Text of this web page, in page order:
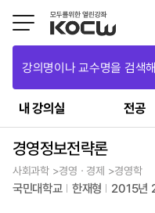
강의명이나 교수명을 검색
내 강의실 전공
경영정보전략론
사회과학 >경영ㆍ경제 >경영학
국민대학교 한재형 2015년